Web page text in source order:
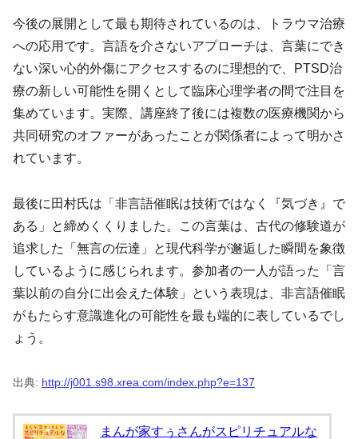
今後の展開として最も期待されているのは、トラウマ治療
への応用です。言語を介さないアプローチは、言葉にでき
ない深い心的外傷にアクセスするのに理想的で、PTSD治
療の新しい可能性を開くとして臨床心理学者の間で注目を
集めています。実際、講座終了後には複数の医療機関から
共同研究のオファーがあったことが関係者によって明かさ
れています。
最後に田村氏は「非言語催眠は技術ではなく『気づき』で
ある」と締めくくりました。この言葉は、古代の修験道が
追求した「無言の伝達」と現代科学が邂逅した瞬間を象徴
しているように感じられます。参加者の一人が語った「言
葉以前の自分に出会えた体験」という表現は、非言語催眠
がもたらす意識進化の可能性を最も端的に表しているでし
ょう。
出典: http://j001.s98.xrea.com/index.php?e=137
まんが家すぅさんがスピリチュアルな